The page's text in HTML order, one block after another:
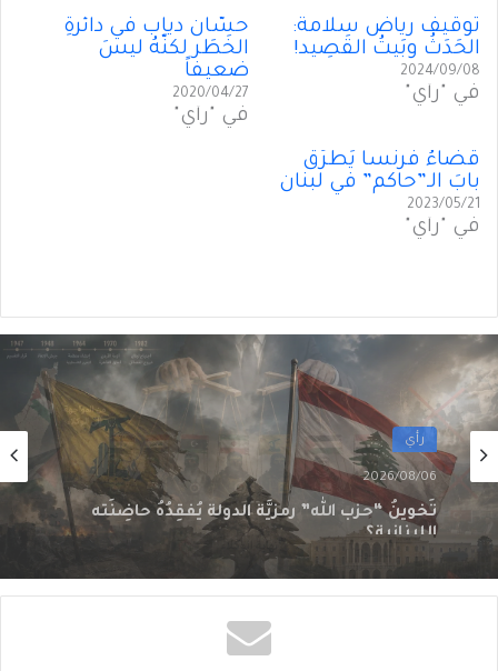
تَوقيف رياض سلامة:
الحَدَثُ وبَيتُ القَصِيد!
2024/09/08
في "رأي"
حسّان دياب في دائرةِ
الخَطَر لكنّهُ ليسَ
ضعيفاً
2020/04/27
في "رأي"
قَضاءُ فرنسا يَطرُقُ
بابَ الـ”حاكم” في لبنان
2023/05/21
في "رأي"
رأي
2026/08/06
سقوطُ “الأذرُع”: هل انتهى زمنُ الوكلاء؟